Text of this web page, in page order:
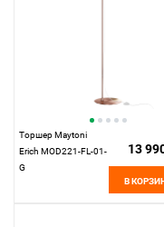
Торшер Maytoni
Erich MOD221-FL-01-
G
13
В